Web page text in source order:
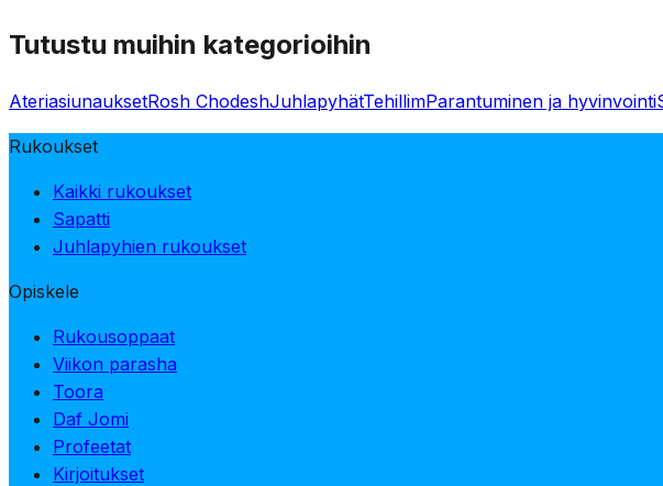
Tutustu muihin kategorioihin
AteriasiunauksetRosh ChodeshJuhlapyhätTehillimParantuminen ja hyvinvointi
Rukoukset
Kaikki rukoukset
Sapatti
Juhlapyhien rukoukset
Opiskele
Rukousoppaat
Viikon parasha
Toora
Daf Jomi
Profeetat
Kirjoitukset